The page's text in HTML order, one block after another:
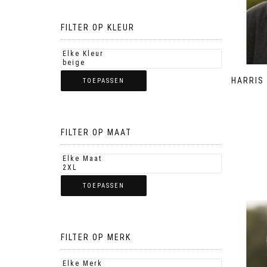
HARRIS
FILTER OP KLEUR
TOEPASSEN
FILTER OP MAAT
TOEPASSEN
FILTER OP MERK